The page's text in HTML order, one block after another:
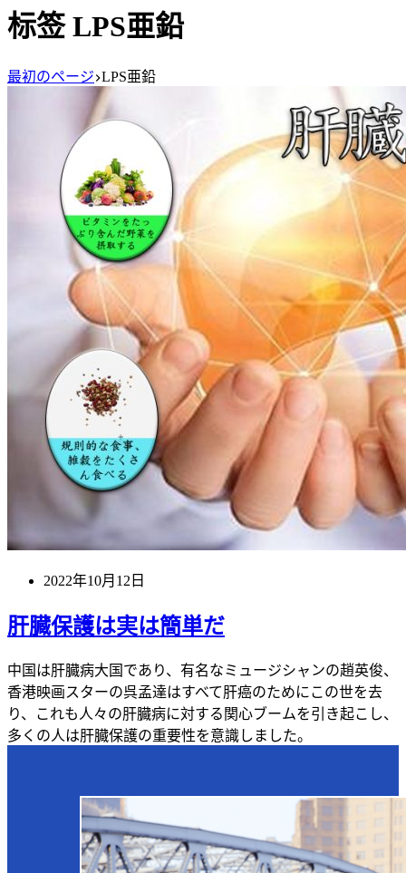
标签LPS亜鉛
最初のページ LPS亜鉛
2022年10月12日
肝臓保護は実は簡単だ
中国は肝臓病大国であり、有名なミュージシャンの趙英俊、
香港映画スターの呉孟達はすべて肝癌のためにこの世を去
り、これも人々の肝臓病に対する関心ブームを引き起こし、
多くの人は肝臓保護の重要性を意識しました。